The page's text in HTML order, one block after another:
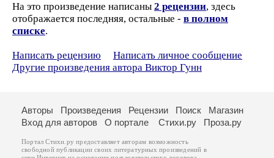
На это произведение написаны 2 рецензии, здесь
отображается последняя, остальные - в полном
списке.
Написать рецензию
Написать личное сообщение
Другие произведения автора Виктор Гунн
Авторы Произведения Рецензии Поиск
Магазин
Вход для авторов
О портале Стихи.ру Проза.ру
Портал Стихи.ру предоставляет авторам возможность
свободной публикации своих литературных произведений в